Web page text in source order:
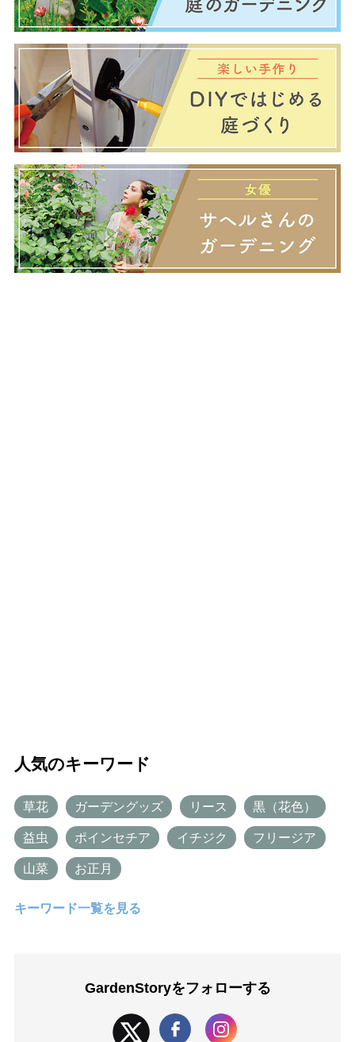
人気のキーワード
草花 ガーデングッズ リース 黒（花色）
益虫 ポインセチア イチジク フリージア
山菜 お正月
キーワード一覧を見る
GardenStoryをフォローする